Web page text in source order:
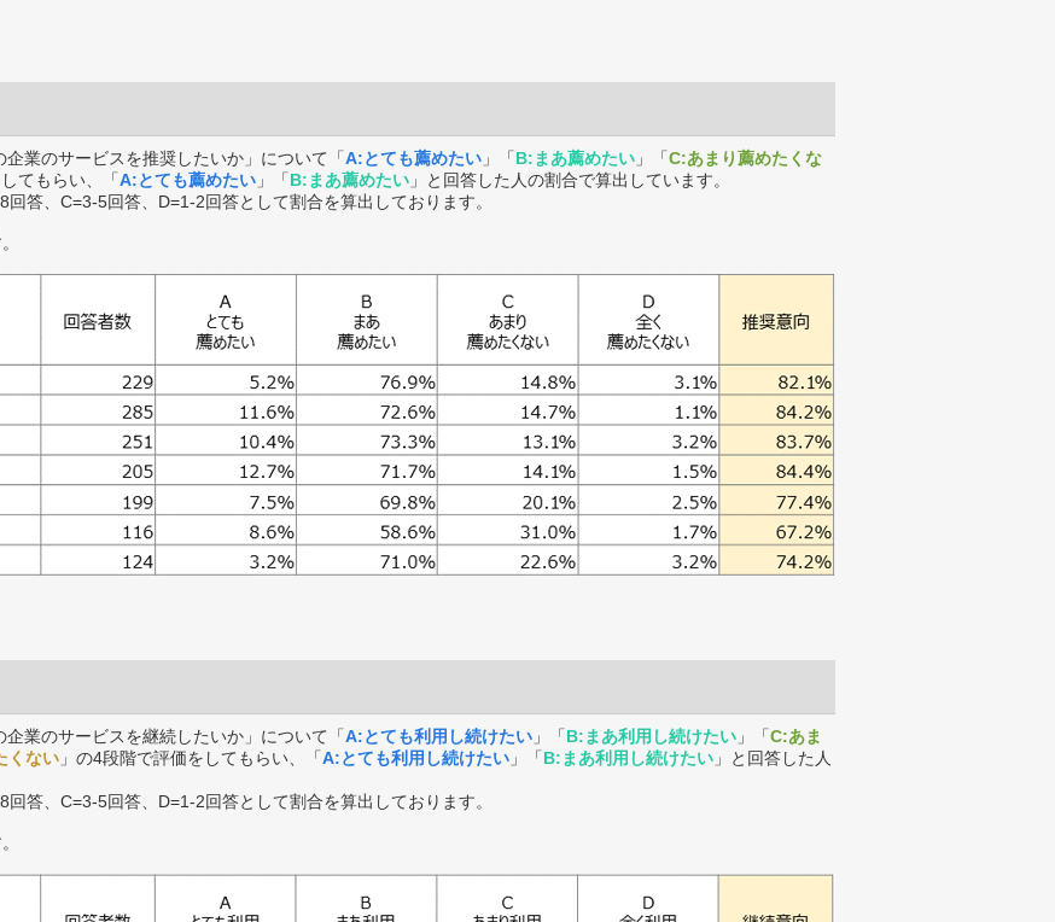
業のサービスを推奨したいか」について「A:とても薦めたい 」「B:まあ薦めたい 」「C:あまり薦めたくな
てもらい、「A:とても薦めたい 」「B:まあ薦めたい 」と回答した人の割合で算出しています。
答、C=3-5回答、D=1-2回答として割合を算出しております。
業のサービスを継続したいか」について「A:とても利用し続けたい 」「B:まあ利用し続けたい 」「C:あま
くない 」の4段階で評価をしてもらい、「A:とても利用し続けたい 」「B:まあ利用し続けたい 」と回答した人
答、C=3-5回答、D=1-2回答として割合を算出しております。